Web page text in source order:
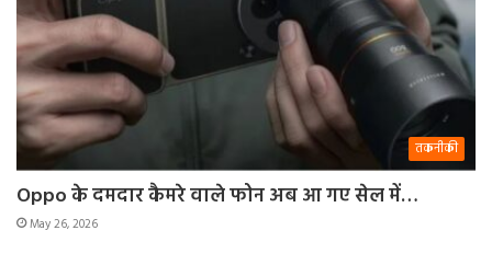
तकनीकी
Oppo के दमदार कैमरे वाले फोन अब आ गए सेल में…
May 26, 2026